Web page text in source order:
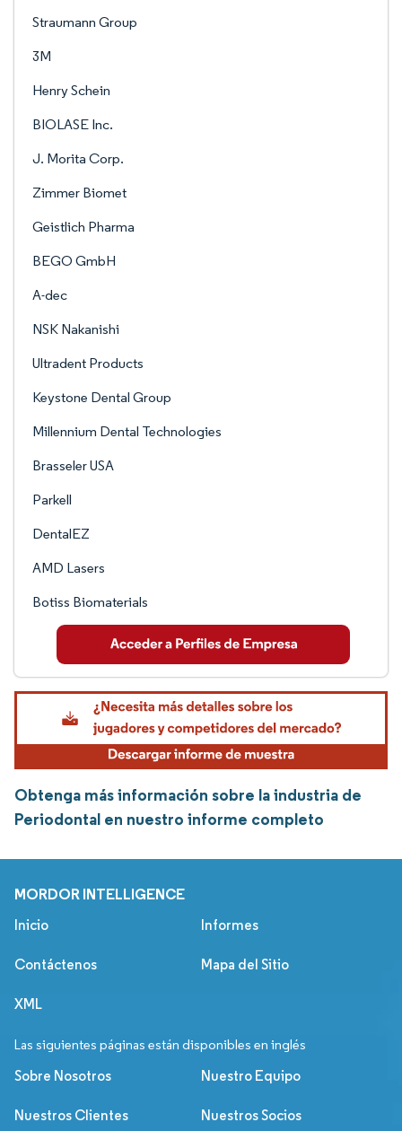
Straumann Group
3M
Henry Schein
BIOLASE Inc.
J. Morita Corp.
Zimmer Biomet
Geistlich Pharma
BEGO GmbH
A-dec
NSK Nakanishi
Ultradent Products
Keystone Dental Group
Millennium Dental Technologies
Brasseler USA
Parkell
DentalEZ
AMD Lasers
Botiss Biomaterials
Obtenga más información sobre la industria de
Periodontal en nuestro informe completo
MORDOR INTELLIGENCE
Inicio Informes
Contáctenos Mapa del Sitio
XML
Las siguientes páginas están disponibles en inglés
Sobre Nosotros Nuestro Equipo
Nuestros Clientes Nuestros Socios